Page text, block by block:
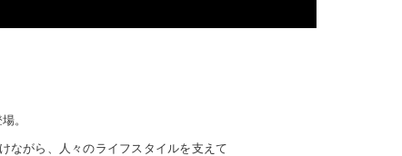
。
ながら、人々のライフスタイルを支えて